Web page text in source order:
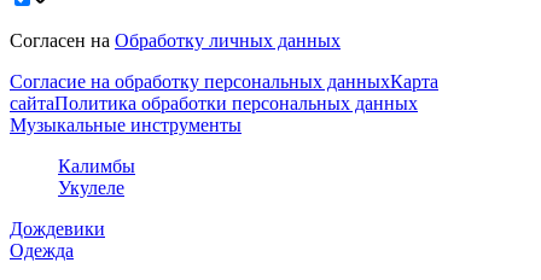
Согласен на Обработку личных данных
Согласие на обработку персональных данныхКарта
сайтаПолитика обработки персональных данных
Музыкальные инструменты
Калимбы
Укулеле
Дождевики
Одежда